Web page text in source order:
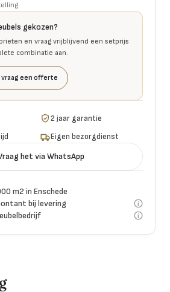
gekozen?
en vraag vrijblijvend een setprijs
combinatie aan.
vraag een offerte
2 jaar garantie
Eigen bezorgdienst
het via WhatsApp
m2 in Enschede
bij levering